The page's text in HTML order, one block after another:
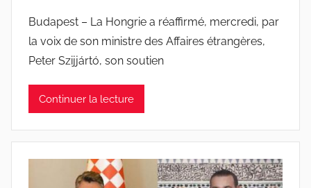
Budapest – La Hongrie a réaffirmé, mercredi, par
la voix de son ministre des Affaires étrangères,
Peter Szijjártó, son soutien
Continuer la lecture